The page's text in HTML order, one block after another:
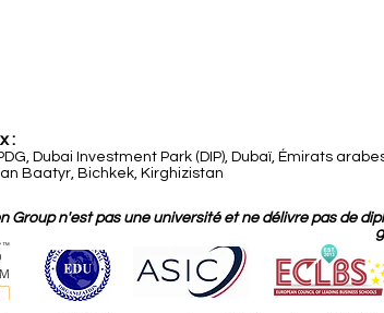
:
Dubai Investment Park (DIP), Dubaï, Émirats
Baatyr, Bichkek, Kirghizistan
Group n'est pas une université et ne délivre pas de